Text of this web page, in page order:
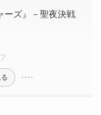
ーズ』－聖夜決戦